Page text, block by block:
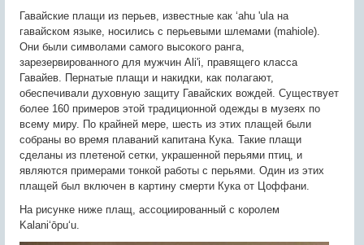
Гавайские плащи из перьев, известные как ‘ahu 'ula на
гавайском языке, носились с перьевыми шлемами (mahiole).
Они были символами самого высокого ранга,
зарезервированного для мужчин Ali'i, правящего класса
Гавайев. Пернатые плащи и накидки, как полагают,
обеспечивали духовную защиту Гавайских вождей. Существует
более 160 примеров этой традиционной одежды в музеях по
всему миру. По крайней мере, шесть из этих плащей были
собраны во время плаваний капитана Кука. Такие плащи
сделаны из плетеной сетки, украшенной перьями птиц, и
являются примерами тонкой работы с перьями. Один из этих
плащей был включен в картину смерти Кука от Цоффани.
На рисунке ниже плащ, ассоциированный с королем
Kalaniʻōpuʻu.